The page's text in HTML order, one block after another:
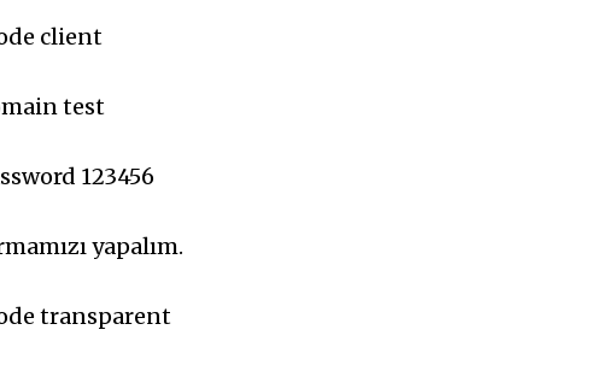
client
test
123456
yapalım.
transparent